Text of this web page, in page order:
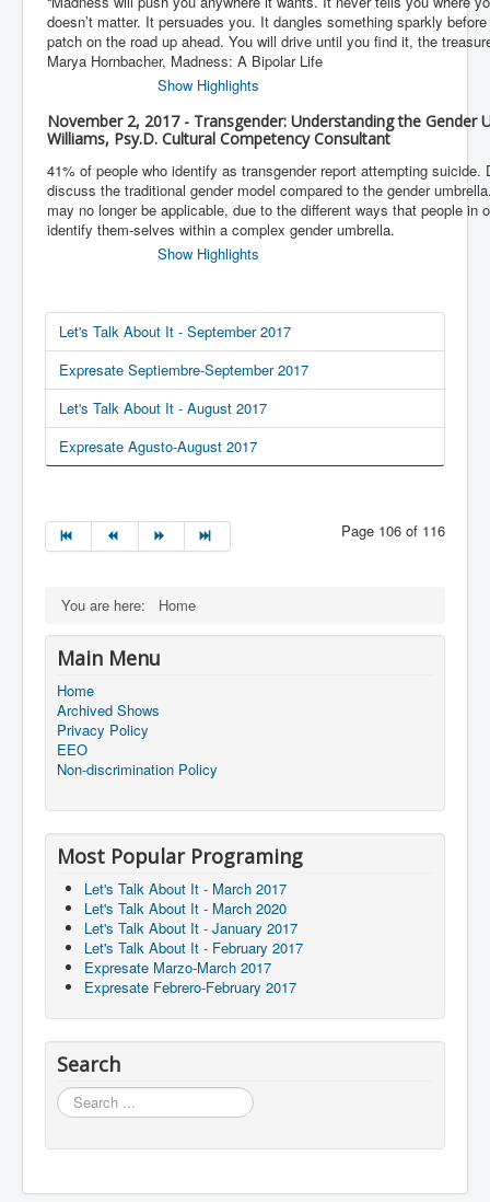
doesn’t matter. It persuades you. It dangles something sparkly
patch on the road up ahead. You will drive until you find it, the
Marya Hornbacher, Madness: A Bipolar Life
Show Highlights
November 2, 2017 - Transgender: Understanding the Gender
Williams, Psy.D. Cultural Competency Consultant
41% of people who identify as transgender report attempting
discuss the traditional gender model compared to the gender
may no longer be applicable, due to the different ways that people in
identify them-selves within a complex gender umbrella.
Show Highlights
Let's Talk About It - September 2017
Expresate Septiembre-September 2017
Let's Talk About It - August 2017
Expresate Agusto-August 2017
Page 106 of 116
You are here: Home
Main Menu
Home
Archived Shows
Privacy Policy
EEO
Non-discrimination Policy
Most Popular Programing
Let's Talk About It - March 2017
Let's Talk About It - March 2020
Let's Talk About It - January 2017
Let's Talk About It - February 2017
Expresate Marzo-March 2017
Expresate Febrero-February 2017
Search
Search